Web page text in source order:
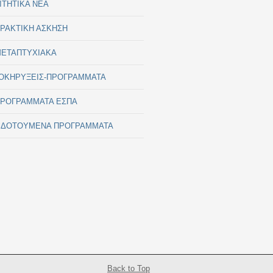
ΝΕΑ
ΑΣΚΗΣΗ
ΠΡΟΓΡΑΜΜΑΤΑ
ΕΣΠΑ
ΠΡΟΓΡΑΜΜΑΤΑ
Back to Top